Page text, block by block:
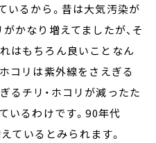
いるから。昔は大気汚染が
かなり増えてましたが、そ
はもちろん良いことなん
コリは紫外線をさえぎる
るチリ・ホコリが減ったた
いるわけです。90年代
ているとみられます。